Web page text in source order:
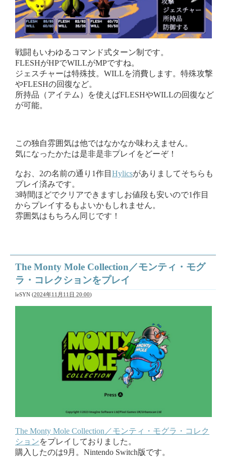
戦闘もいわゆるコマンド式ターン制です。
FLESHがHPでWILLがMPですね。
ジェスチャーは特殊技。WILLを消費します。特殊攻撃
やFLESHの回復など。
所持品（アイテム）を使えばFLESHやWILLの回復など
が可能。
この独自雰囲気は他ではなかなか味わえません。
気になったかたは是非是非プレイをどーぞ！
なお、2の名前の通り1作目 Hylicsがありましてそちらも
プレイ済みです。
3時間ほどでクリアできますしお値段も安いので1作目
からプレイするもよいかもしれません。
雰囲気はもちろん同じです！
The Monty Mole Collection／モンティ・モグ
ラ・コレクションをプレイ
leSYN (2024年11月11日 20:00)
The Monty Mole Collection／モンティ・モグラ・コレク
ションをプレイしておりました。
購入したのは9月。Nintendo Switch版です。